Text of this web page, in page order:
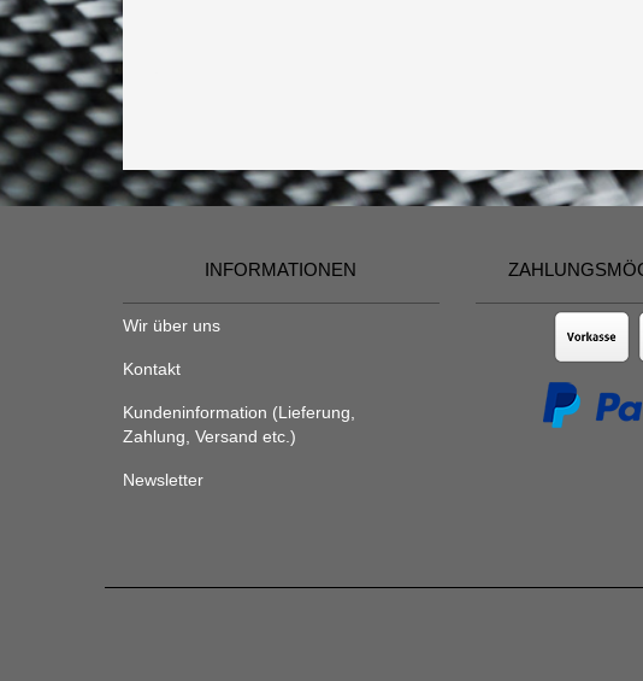
INFORMATIONEN
Wir über uns
Kontakt
Kundeninformation (Lieferung,
Zahlung, Versand etc.)
Newsletter